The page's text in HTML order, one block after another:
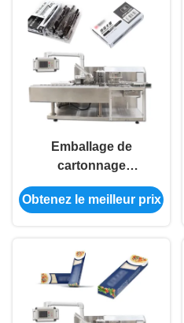
Emballage de
cartonnage
automatique de
marqueurs de papeterie
Obtenez le meilleur prix